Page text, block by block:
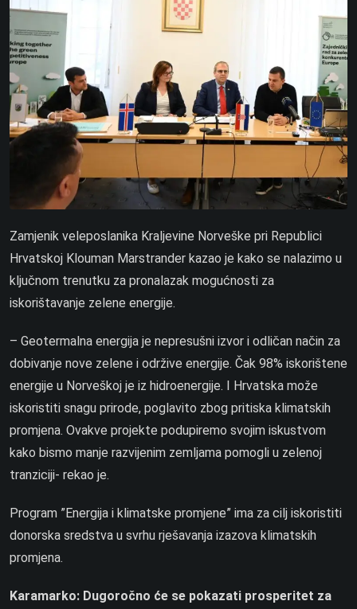
Zamjenik veleposlanika Kraljevine Norveške pri Republici
Hrvatskoj Klouman Marstrander kazao je kako se nalazimo u
ključnom trenutku za pronalazak mogućnosti za
iskorištavanje zelene energije.
– Geotermalna energija je nepresušni izvor i odličan način za
dobivanje nove zelene i održive energije. Čak 98% iskorištene
energije u Norveškoj je iz hidroenergije. I Hrvatska može
iskoristiti snagu prirode, poglavito zbog pritiska klimatskih
promjena. Ovakve projekte podupiremo svojim iskustvom
kako bismo manje razvijenim zemljama pomogli u zelenoj
tranziciji- rekao je.
Program ”Energija i klimatske promjene” ima za cilj iskoristiti
donorska sredstva u svrhu rješavanja izazova klimatskih
promjena.
Karamarko: Dugoročno će se pokazati prosperitet za